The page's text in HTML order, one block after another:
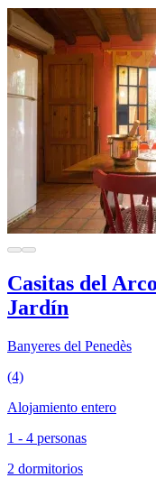
Casitas del
Jardín
Banyeres del Penedès
(4)
Alojamiento entero
1 - 4 personas
2 dormitorios